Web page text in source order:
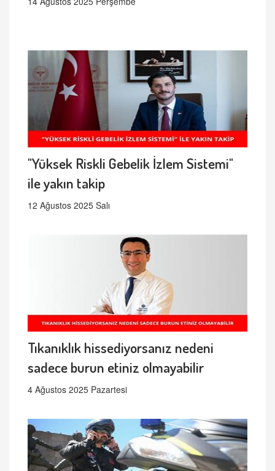
"Yüksek Riskli Gebelik İzlem Sistemi"
ile yakın takip
12 Ağustos 2025 Salı
Tıkanıklık hissediyorsanız nedeni
sadece burun etiniz olmayabilir
4 Ağustos 2025 Pazartesi